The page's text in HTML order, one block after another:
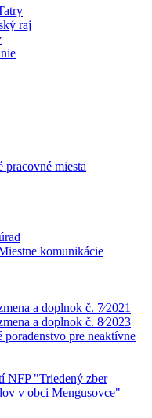
raj
miesta
komunikácie
a doplnok č. 7⁄2021
a doplnok č. 8⁄2023
poradenstvo pre neaktívne
NFP "Triedený zber
v obci Mengusovce"